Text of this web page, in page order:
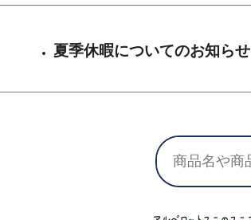
夏季休暇についてのお知らせ